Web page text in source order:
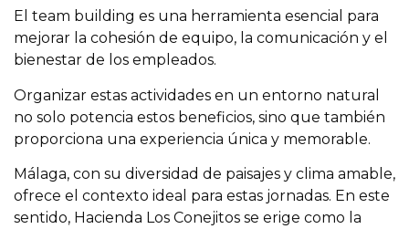
El team building es una herramienta esencial para
mejorar la cohesión de equipo, la comunicación y el
bienestar de los empleados.
Organizar estas actividades en un entorno natural
no solo potencia estos beneficios, sino que también
proporciona una experiencia única y memorable.
Málaga, con su diversidad de paisajes y clima amable,
ofrece el contexto ideal para estas jornadas. En este
sentido, Hacienda Los Conejitos se erige como la